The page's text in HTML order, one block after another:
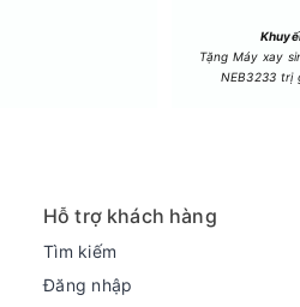
4K giúp cải thiện độ nét
Tặng Máy xay
NEB3233 trị
Hỗ trợ khách hàng
Tìm kiếm
Đăng nhập